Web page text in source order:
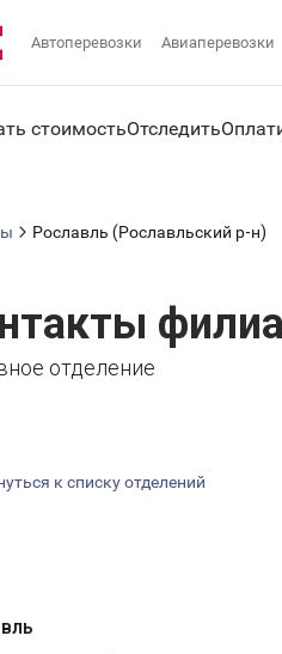
Автоперевозки Авиаперевозки
стоимостьОтследить
Рославль (Рославльский р-н)
отделение
к списку отделений